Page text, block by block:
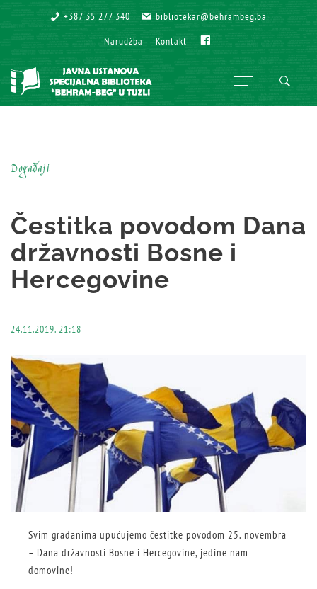
+387 35 277 340
+387 35 277 340 bibliotekar@behrambeg.ba
bibliotekar@behrambeg.ba
Narudžba
Narudžba Kontakt
Kontakt
Događaji
Čestitka povodom Dana
državnosti Bosne i
Hercegovine
24.11.2019. 21:18
Svim građanima upućujemo čestitke povodom 25. novembra
– Dana državnosti Bosne i Hercegovine, jedine nam
domovine!